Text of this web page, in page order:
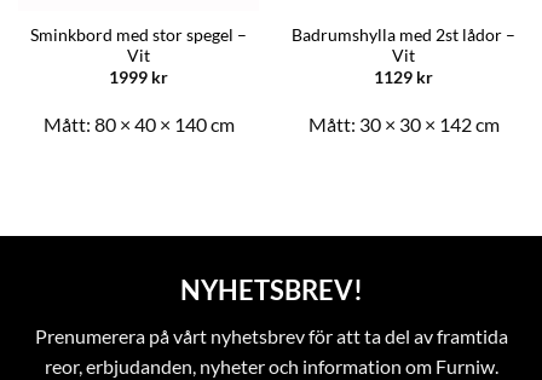
Sminkbord med stor spegel –
Vit
1999 kr
Mått: 80 × 40 × 140 cm
Badrumshylla med 2st lådor –
Vit
1129 kr
Mått: 30 × 30 × 142 cm
NYHETSBREV!
Prenumerera på vårt nyhetsbrev för att ta del av framtida
reor, erbjudanden, nyheter och information om Furniw.